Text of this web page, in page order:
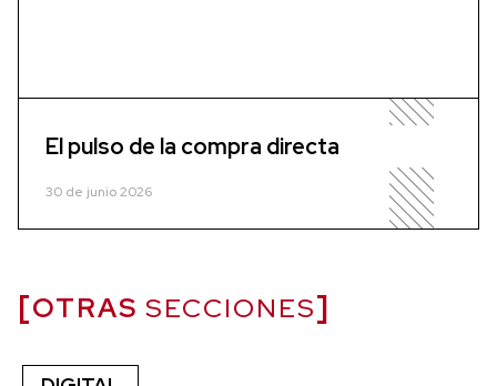
El pulso de la compra directa
30 de junio 2026
OTRAS SECCIONES